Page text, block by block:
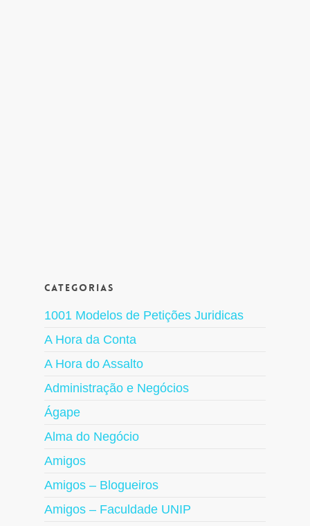
Categorias
1001 Modelos de Petições Juridicas
A Hora da Conta
A Hora do Assalto
Administração e Negócios
Ágape
Alma do Negócio
Amigos
Amigos – Blogueiros
Amigos – Faculdade UNIP